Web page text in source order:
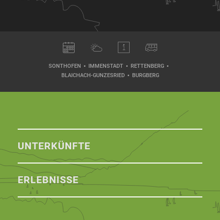
SONTHOFEN IMMENSTADT
RETTENBERG
BLAICHACH-GUNZESRIED
BURGBERG
UNTERKÜNFTE
ERLEBNISSE